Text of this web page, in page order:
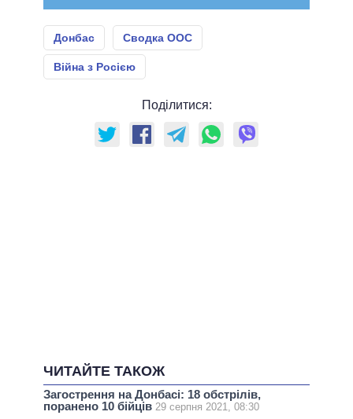
Донбас Сводка ООС
Війна з Росією
Поділитися:
ЧИТАЙТЕ ТАКОЖ
Загострення на Донбасі: 18 обстрілів,
поранено 10 бійців 29 серпня 2021, 08:30